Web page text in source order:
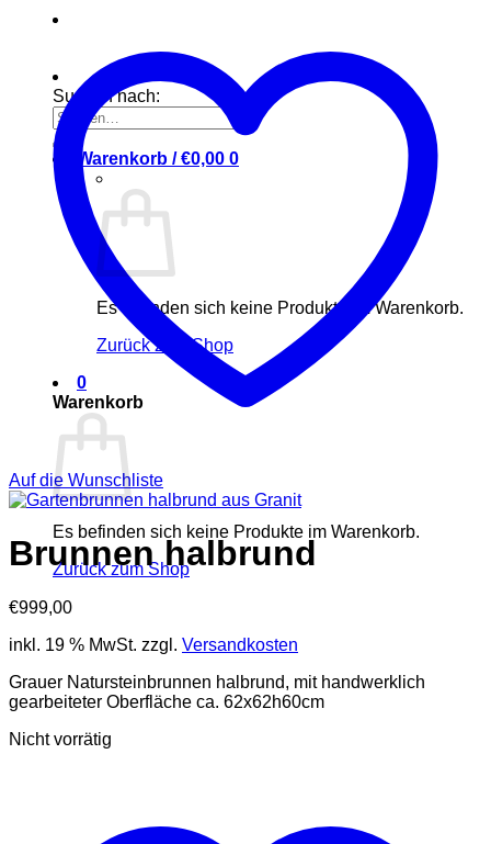
Suchen nach:
Warenkorb /€0,00 0
Es befinden sich keine Produkte im Warenkorb.
Zurück zum Shop
0
Warenkorb
Es befinden sich keine Produkte im Warenkorb.
Zurück zum Shop
Auf die Wunschliste
Brunnen halbrund
€999,00
inkl. 19 % MwSt. zzgl. Versandkosten
Grauer Natursteinbrunnen halbrund, mit handwerklich
gearbeiteter Oberfläche ca. 62x62h60cm
Nicht vorrätig